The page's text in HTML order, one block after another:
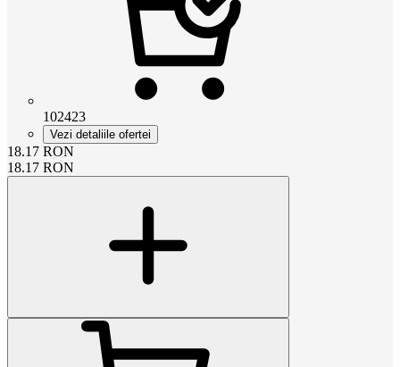
102423
Vezi detaliile ofertei
18.17 RON
18.17 RON